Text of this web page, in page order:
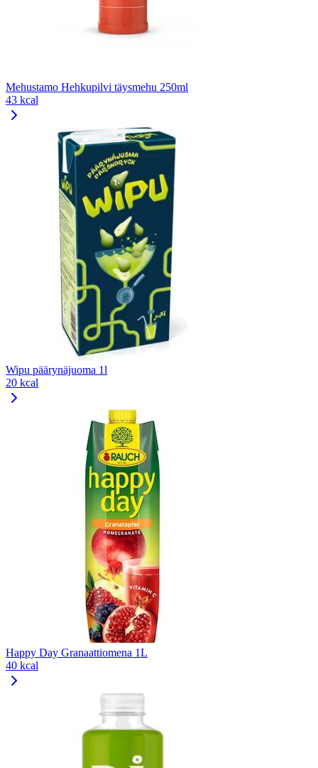
Mehustamo Hehkupilvi täysmehu 250ml
43 kcal
Wipu päärynäjuoma 1l
20 kcal
Happy Day Granaattiomena 1L
40 kcal